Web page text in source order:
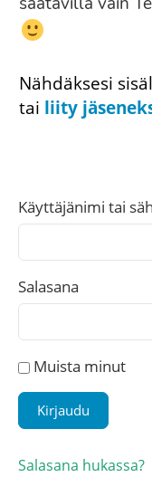
Nähdäksesi
tai liity
Käyttäjänimi tai
Salasana
Muista minut
Salasana hukassa?